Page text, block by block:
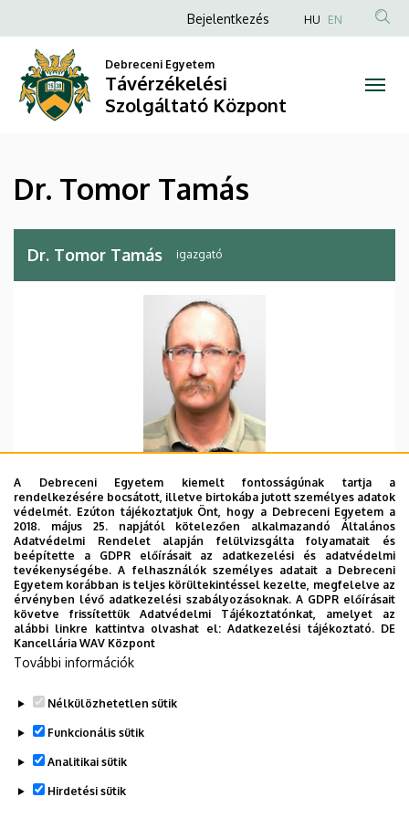
Tomor
Tamás
Szolgáltató
Központ
a
tartalomra
Anonim
fiók
menüje
Bejelentkezés HU EN
Debreceni Egyetem
Távérzékelési
Szolgáltató Központ
Dr. Tomor Tamás
Dr. Tomor Tamás igazgató
Távérzékelési Szolgáltató
Központ
E-mail cím tomor.tamas@unideb.hu
Cím
4032 Debrecen, Böszörményi
út 138.
Épület
A Debreceni Egyetem kiemelt fontosságúnak tartja a
rendelkezésére bocsátott, illetve birtokába jutott személyes adatok
védelmét. Ezúton tájékoztatjuk Önt, hogy a Debreceni Egyetem a
2018. május 25. napjától kötelezően alkalmazandó Általános
Adatvédelmi Rendelet alapján felülvizsgálta folyamatait és
beépítette a GDPR előírásait az adatkezelési és adatvédelmi
tevékenységébe. A felhasználók személyes adatait a Debreceni
Egyetem korábban is teljes körültekintéssel kezelte, megfelelve az
érvényben lévő adatkezelési szabályozásoknak. A GDPR előírásait
követve frissítettük Adatvédelmi Tájékoztatónkat, amelyet az
alábbi linkre kattintva olvashat el:Adatkezelési tájékoztató. DE
Kancellária WAV Központ
További információk
Nélkülözhetetlen sütik
Funkcionális sütik
Analitikai sütik
Hirdetési sütik